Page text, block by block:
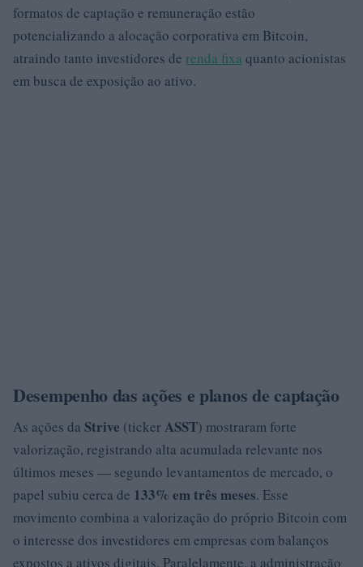
formatos de captação e remuneração estão
potencializando a alocação corporativa em Bitcoin,
atraindo tanto investidores de renda fixa quanto acionistas
em busca de exposição ao ativo.
Desempenho das ações e planos de captação
As ações da Strive (tickerASST) mostraram forte
valorização, registrando alta acumulada relevante nos
últimos meses — segundo levantamentos de mercado, o
papel subiu cerca de 133% em três meses. Esse
movimento combina a valorização do próprio Bitcoin com
o interesse dos investidores em empresas com balanços
expostos a ativos digitais. Paralelamente, a administração